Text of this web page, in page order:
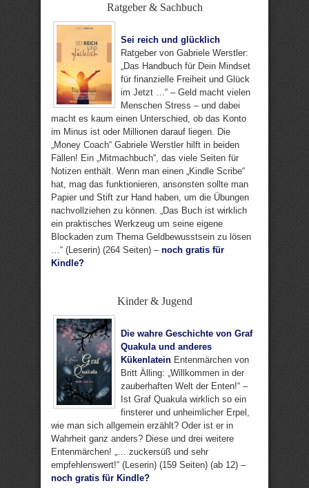
Ratgeber & Sachbuch
Sei reich und glücklich
Ratgeber von Gabriele Werstler:
„Das Handbuch für Dein Mindset
für finanzielle Freiheit und Glück
im Jetzt …“ – Geld macht vielen
Menschen Stress – und dabei
macht es kaum einen Unterschied, ob das Konto
im Minus ist oder Millionen darauf liegen. Die
„Money Coach“ Gabriele Werstler hilft in beiden
Fällen! Ein „Mitmachbuch“, das viele Seiten für
Notizen enthält. Wenn man einen „Kindle Scribe“
hat, mag das funktionieren, ansonsten sollte man
Papier und Stift zur Hand haben, um die Übungen
nachvollziehen zu können. „Das Buch ist wirklich
ein praktisches Werkzeug um seine eigene
Blockaden zum Thema Geldbewusstsein zu lösen
…“ (Leserin) (264 Seiten) – noch gratis für
Kindle?
Kinder & Jugend
Die wahre Geschichte von Graf
Quakula und anderes
Kükenlatein Entenmärchen von
Britt Älling: „Willkommen in der
zauberhaften Welt der Enten!“ –
Ist Graf Quakula wirklich so ein
finsterer und unheimlicher Erpel,
wie man sich allgemein erzählt? Oder ist er in
Wahrheit ganz anders? Diese und drei weitere
Entenmärchen! „… zuckersüß und sehr
empfehlenswert!“ (Leserin) (159 Seiten) (ab 12) –
noch gratis für Kindle?